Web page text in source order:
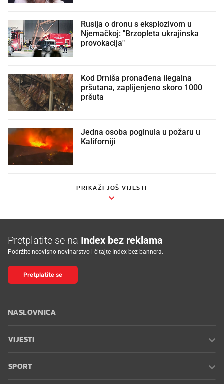
Rusija o dronu s eksplozivom u
Njemačkoj: "Brzopleta ukrajinska
provokacija"
Kod Drniša pronađena ilegalna
pršutana, zaplijenjeno skoro 1000
pršuta
Jedna osoba poginula u požaru u
Kaliforniji
PRIKAŽI JOŠ VIJESTI
Pretplatite se na Index bez reklama
Podržite neovisno novinarstvo i čitajte Index bez bannera.
Pretplatite se
NASLOVNICA
VIJESTI
SPORT